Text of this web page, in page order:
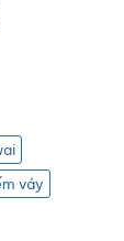
váy